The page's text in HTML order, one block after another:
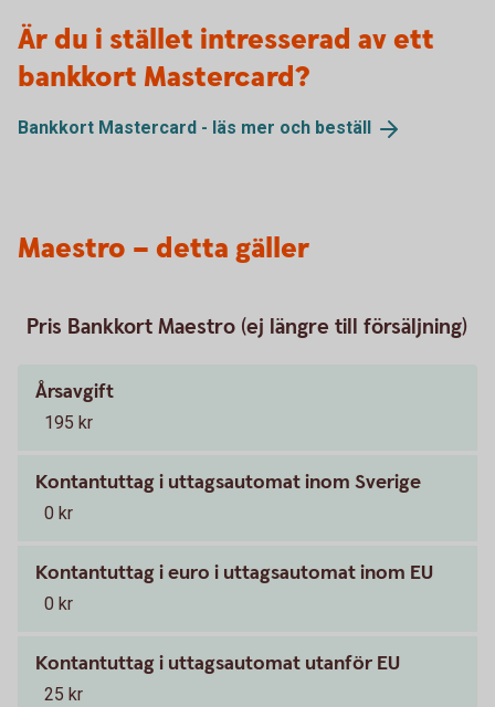
Är du i stället intresserad av ett
bankkort Mastercard?
Bankkort Mastercard - läs mer och beställ
Maestro – detta gäller
Pris Bankkort Maestro (ej längre till försäljning)
Årsavgift
195 kr
Kontantuttag i uttagsautomat inom Sverige
0 kr
Kontantuttag i euro i uttagsautomat inom EU
0 kr
Kontantuttag i uttagsautomat utanför EU
25 kr